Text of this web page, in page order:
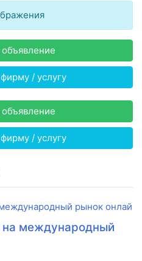
/ услугу
/ услугу
на международный